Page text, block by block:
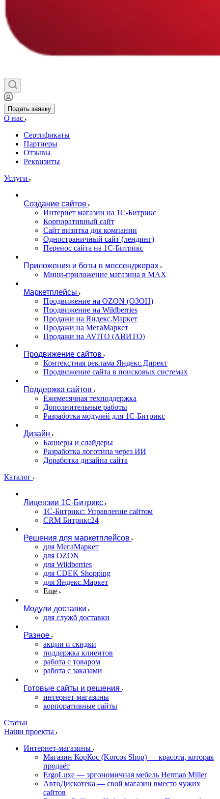
Подать заявку
О нас
Сертификаты
Партнеры
Отзывы
Реквизиты
Услуги
Создание сайтов
Интернет магазин на 1С-Битрикс
Корпоративный сайт
Сайт визитка для компании
Одностраничный сайт (лендинг)
Перенос сайта на 1С-Битрикс
Приложения и боты в мессенджерах
Мини-приложение магазина в MAX
Маркетплейсы
Продвижение на OZON (ОЗОН)
Продвижение на Wildberries
Продажи на Яндекс.Маркет
Продажи на МегаМаркет
Продажи на AVITO (АВИТО)
Продвижение сайтов
Контекстная реклама Яндекс.Директ
Продвижение сайта в поисковых системах
Поддержка сайтов
Ежемесячная техподдержка
Дополнительные работы
Разработка модулей для 1С-Битрикс
Дизайн
Баннеры и слайдеры
Разработка логотипа через ИИ
Доработка дизайна сайта
Каталог
Лицензии 1С-Битрикс
1С-Битрикс: Управление сайтом
CRM Битрикс24
Решения для маркетплейсов
для МегаМаркет
для OZON
для Wildberries
для CDEK Shopping
для Яндекс.Маркет
Еще
Модули доставки
для служб доставки
Разное
акции и скидки
поддержка клиентов
работа с товаром
работа с заказами
Готовые сайты и решения
интернет-магазины
корпоративные сайты
Статьи
Наши проекты
Интернет-магазины
Магазин КорКос (Korcos Shop) — красота, которая
продаёт
ErgoLuxe — эргономичная мебель Herman Miller
АвтоДискотека — свой магазин вместо чужих
сайтов